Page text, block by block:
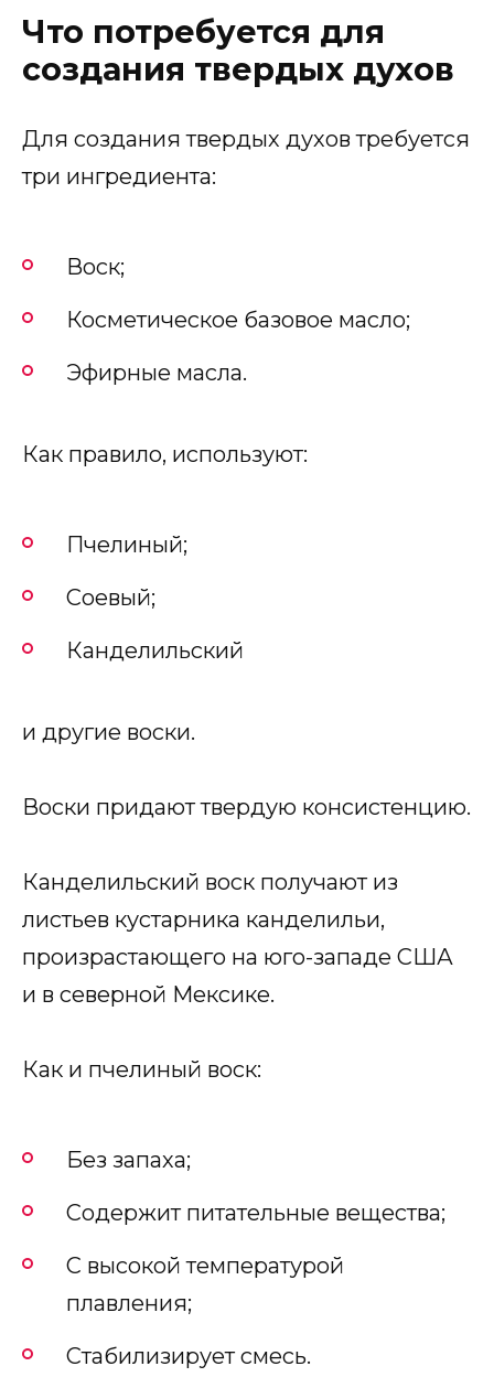
Что потребуется для
создания твердых духов
Для создания твердых духов требуется
три ингредиента:
Воск;
Косметическое базовое масло;
Эфирные масла.
Как правило, используют:
Пчелиный;
Соевый;
Канделильский
и другие воски.
Воски придают твердую консистенцию.
Канделильский воск получают из
листьев кустарника канделильи,
произрастающего на юго-западе США
и в северной Мексике.
Как и пчелиный воск:
Без запаха;
Содержит питательные вещества;
С высокой температурой
плавления;
Стабилизирует смесь.